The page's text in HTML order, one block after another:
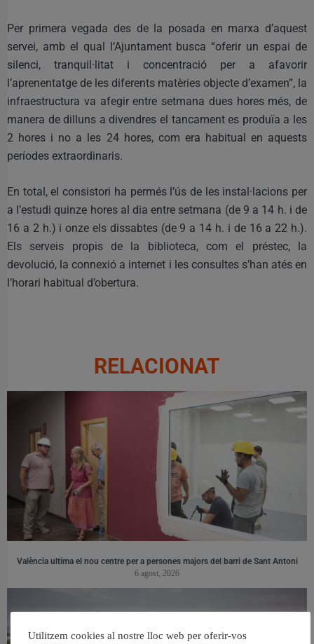
Per primera vegada des de la posada en marxa d’aquest
servei, amb el qual l’Ajuntament busca “oferir un espai de
silenci, tranquil·litat i concentració per a afavorir
l’aprenentatge de les diferents matèries objecte d’examen”, la
infraestructura va afegir entre setmana dues hores més, de
manera de dilluns a divendres el tancament es produïa a les
2 hores i no a les 24 hores, com era habitual en aquests
períodes extraordinaris.
En total, el consistori ha permés l’ús de les instal·lacions per
a l’estudi quinze hores al dia entre setmana (de 9 a 14 h. i de
16 a 2 h.) i onze els dissabtes (de 9 a 14 h. i de 16 a 22 h.).
Els serveis propis de la biblioteca, com el préstec, la
devolució, la connexió a internet i les consultes s’han atés en
l’horari habitual d’obertura.
RELACIONAT
València ultima el nou centre per a persones majors del barri de Sant Antoni
6 agost, 2026
Utilitzem cookies al nostre lloc web per oferir-vos